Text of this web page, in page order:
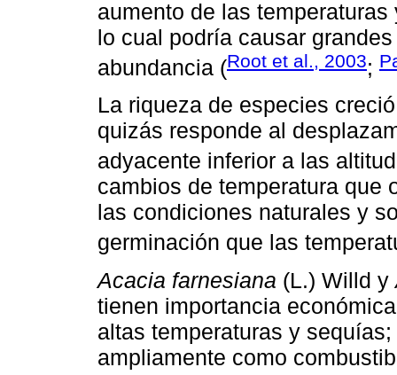
aumento de las
lo cual podría causar
abundancia (Root et al., 2003;
La riqueza de especies
quizás responde al
adyacente inferior a las
cambios de temperatura que
las condiciones naturales y
germinación que las
Acacia farnesiana (L.) Willd y
tienen importancia
altas temperaturas y
ampliamente como